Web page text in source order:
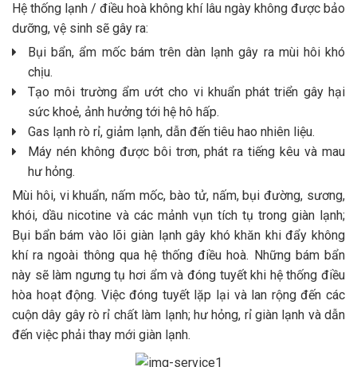
Hệ thống lạnh / điều hoà không khí lâu ngày không được bảo
dưỡng, vệ sinh sẽ gây ra:
Bụi bẩn, ẩm mốc bám trên dàn lạnh gây ra mùi hôi khó
chịu.
Tạo môi trường ẩm ướt cho vi khuẩn phát triển gây hại
sức khoẻ, ảnh hưởng tới hệ hô hấp.
Gas lạnh rò rỉ, giảm lạnh, dẫn đến tiêu hao nhiên liệu.
Máy nén không được bôi trơn, phát ra tiếng kêu và mau
hư hỏng.
Mùi hôi, vi khuẩn, nấm mốc, bào tử, nấm, bụi đường, sương,
khói, dầu nicotine và các mảnh vụn tích tụ trong giàn lạnh;
Bụi bẩn bám vào lõi giàn lạnh gây khó khăn khi đẩy không
khí ra ngoài thông qua hệ thống điều hoà. Những bám bẩn
này sẽ làm ngưng tụ hơi ẩm và đóng tuyết khi hệ thống điều
hòa hoạt động. Việc đóng tuyết lặp lại và lan rộng đến các
cuộn dây gây rò rỉ chất làm lạnh; hư hỏng, rỉ giàn lạnh và dẫn
đến việc phải thay mới giàn lạnh.